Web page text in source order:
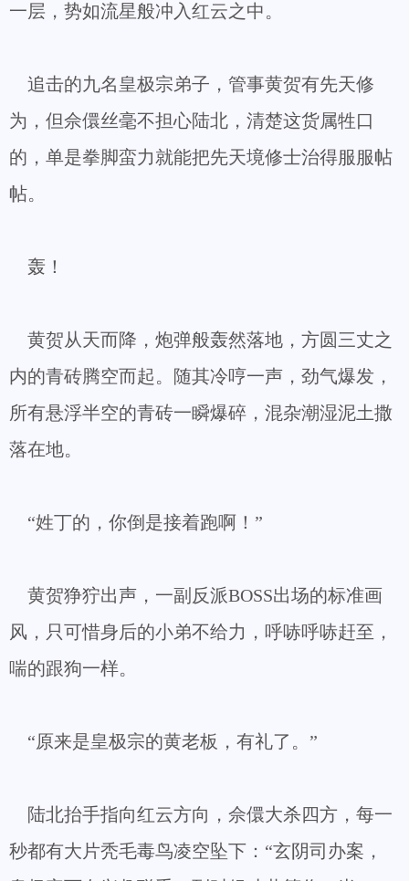
一层，势如流星般冲入红云之中。
追击的九名皇极宗弟子，管事黄贺有先天修
为，但佘儇丝毫不担心陆北，清楚这货属牲口
的，单是拳脚蛮力就能把先天境修士治得服服帖
帖。
轰！
黄贺从天而降，炮弹般轰然落地，方圆三丈之
内的青砖腾空而起。随其冷哼一声，劲气爆发，
所有悬浮半空的青砖一瞬爆碎，混杂潮湿泥土撒
落在地。
“姓丁的，你倒是接着跑啊！”
黄贺狰狞出声，一副反派BOSS出场的标准画
风，只可惜身后的小弟不给力，呼哧呼哧赶至，
喘的跟狗一样。
“原来是皇极宗的黄老板，有礼了。”
陆北抬手指向红云方向，佘儇大杀四方，每一
秒都有大片秃毛毒鸟凌空坠下：“玄阴司办案，